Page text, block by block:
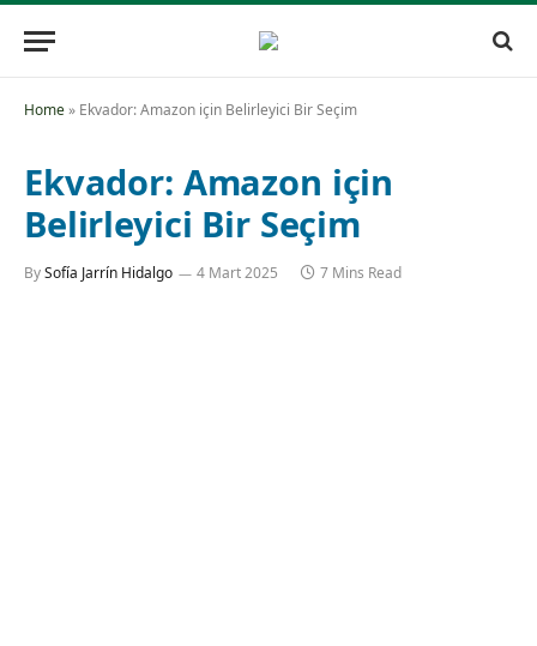
Home» Ekvador: Amazon için Belirleyici Bir Seçim
Ekvador: Amazon için
Belirleyici Bir Seçim
BySofía Jarrín Hidalgo 4 Mart 2025 7 Mins Read